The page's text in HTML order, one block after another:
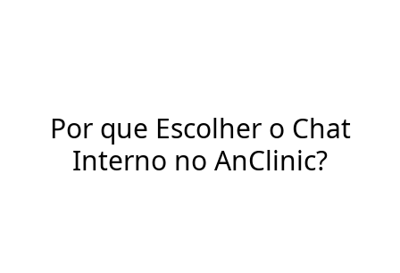
Por que Escolher o Chat
Interno no AnClinic?